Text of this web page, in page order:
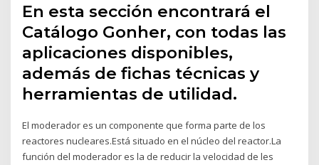
En esta sección encontrará el
Catálogo Gonher, con todas las
aplicaciones disponibles,
además de fichas técnicas y
herramientas de utilidad.
El moderador es un componente que forma parte de los
reactores nucleares.Está situado en el núcleo del reactor.La
función del moderador es la de reducir la velocidad de les